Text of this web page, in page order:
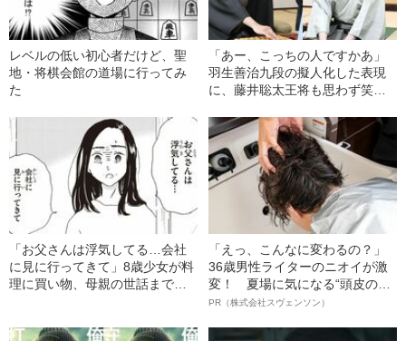
レベルの低い初心者だけど、聖
地・将棋会館の道場に行ってみ
た
「あー、こっちの人ですかあ」
羽生善治九段の擬人化した表現
に、藤井聡太王将も思わず笑っ
「お父さんは浮気してる…会社
に見に行ってきて」8歳少女が料
理に買い物、母親の世話まで…
「えっ、こんなに変わるの？」
36歳男性ライターのニオイが激
変！ 夏場に気になる“頭皮のニ
オイ”や“ベタつき”を解消す
ト”が生み出した徹底ケアとは
PR（株式会社スヴェンソン）